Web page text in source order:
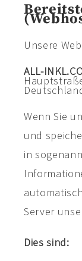
Unsere
ALL-
Wenn Sie
und
in
Server
Dies sind: